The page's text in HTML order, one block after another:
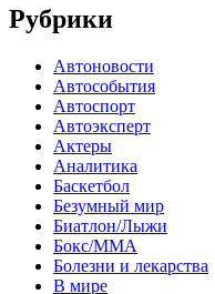
Рубрики
Автоновости
Автособытия
Автоспорт
Автоэксперт
Актеры
Аналитика
Баскетбол
Безумный мир
Биатлон/Лыжи
Бокс/MMA
Болезни и лекарства
В мире